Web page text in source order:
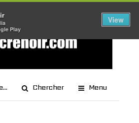
Chercher Menu
Play
View